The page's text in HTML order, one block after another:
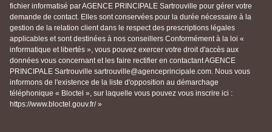
fichier informatisé par AGENCE PRINCIPALE Sartrouville pour gérer votre
demande de contact. Elles sont conservées pour la durée nécessaire à la
gestion de la relation client dans le respect des prescriptions légales
applicables et sont destinées à nos conseillers Conformément à la loi «
informatique et libertés », vous pouvez exercer votre droit d'accès aux
données vous concernant et les faire rectifier en contactant AGENCE
PRINCIPALE Sartrouville sartrouville@agenceprincipale.com. Nous vous
informons de l'existence de la liste d'opposition au démarchage
téléphonique « Bloctel », sur laquelle vous pouvez vous inscrire ici :
https://www.bloctel.gouv.fr/ »